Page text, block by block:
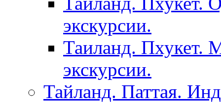
экскурсии.
Таиланд. Пхукет.
экскурсии.
Тайланд. Паттая.